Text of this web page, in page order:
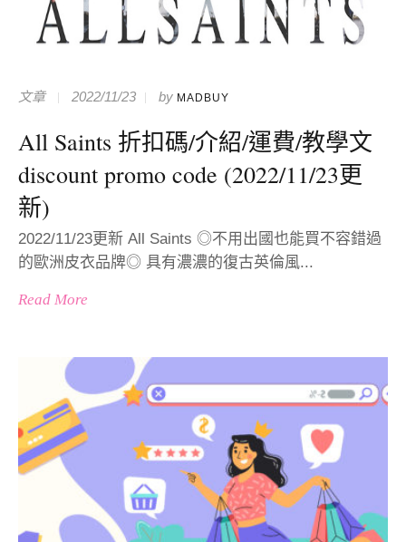
文章 2022/11/23 by MADBUY
All Saints 折扣碼/介紹/運費/教學文
discount promo code (2022/11/23更
新)
2022/11/23更新 All Saints ◎不用出國也能買不容錯過
的歐洲皮衣品牌◎ 具有濃濃的復古英倫風...
Read More